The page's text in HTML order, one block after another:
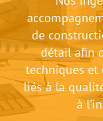
de
détail afin
techniques et
liés à la
à